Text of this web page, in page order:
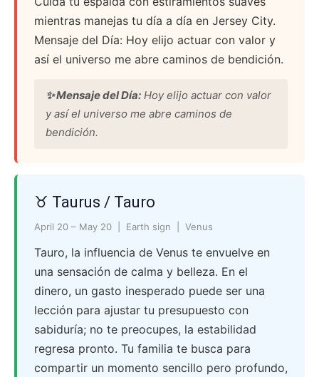
mientras manejas tu día a día en Jersey City.
Mensaje del Día: Hoy elijo actuar con valor y
así el universo me abre caminos de bendición.
✨ Mensaje del Día: Hoy elijo actuar con valor
y así el universo me abre caminos de
bendición.
♉ Taurus / Tauro
April 20 – May 20 | Earth sign | Venus
Tauro, la influencia de Venus te envuelve en
una sensación de calma y belleza. En el
dinero, un gasto inesperado puede ser una
lección para ajustar tu presupuesto con
sabiduría; no te preocupes, la estabilidad
regresa pronto. Tu familia te busca para
compartir un momento sencillo pero profundo,